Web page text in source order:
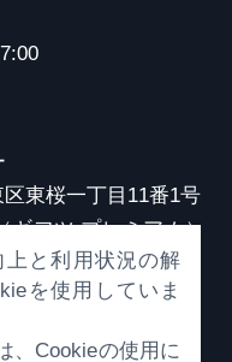
東桜一丁目11番1号
ギフツ プレミアム）
と利用状況の解
を使用していま
、Cookieの使用に